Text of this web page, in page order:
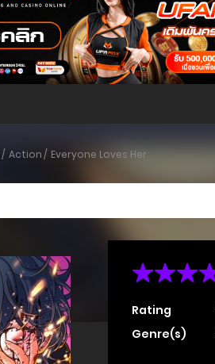
Action Everyone Loves Her
Rating
Genre(s)